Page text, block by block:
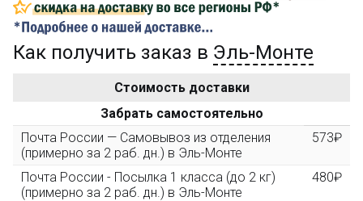
Золотая скидка
персональная
10%
3000 рублей, Вы получите постоянную скидку на все
повторные заказы - 10%
Скидка за обзор
(фото сборки) до 10%
Как получить заказ в Эль-Монте
Стоимость доставки
Забрать самостоятельно
Почта России — Самовывоз из отделения
(примерно за 2 раб. дн.) в Эль-Монте
573₽
Почта России - Посылка 1 класса (до 2 кг)
(примерно за 2 раб. дн.) в Эль-Монте
480₽